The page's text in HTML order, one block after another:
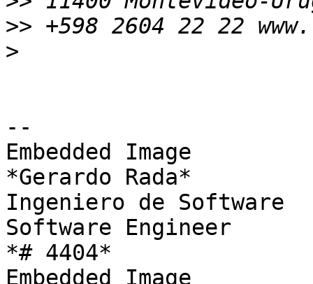
>>
>
--
Embedded Image
*Gerardo Rada*
Ingeniero de Software
Software Engineer
*# 4404*
Embedded Image